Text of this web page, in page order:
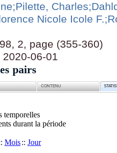
;Pilette, Charles
Nicole Icole F.
2, page (355-360)
2020-06-01
pairs
CONTENU